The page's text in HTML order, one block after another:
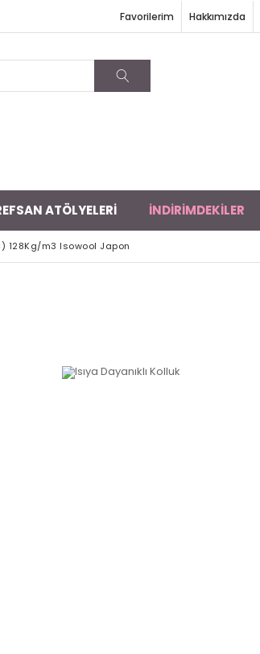
Hakkımızda
Favorilerim
ATÖLYELERİ İNDİRİMDEKİLER
128Kg/m3 Isowool Japon